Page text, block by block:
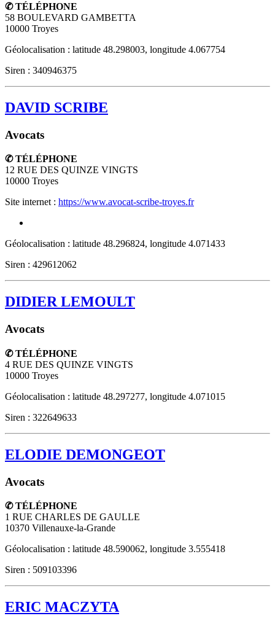
✆ TÉLÉPHONE
58 BOULEVARD GAMBETTA
10000 Troyes
Géolocalisation : latitude 48.298003, longitude 4.067754
Siren : 340946375
DAVID SCRIBE
Avocats
✆ TÉLÉPHONE
12 RUE DES QUINZE VINGTS
10000 Troyes
Site internet : https://www.avocat-scribe-troyes.fr
Géolocalisation : latitude 48.296824, longitude 4.071433
Siren : 429612062
DIDIER LEMOULT
Avocats
✆ TÉLÉPHONE
4 RUE DES QUINZE VINGTS
10000 Troyes
Géolocalisation : latitude 48.297277, longitude 4.071015
Siren : 322649633
ELODIE DEMONGEOT
Avocats
✆ TÉLÉPHONE
1 RUE CHARLES DE GAULLE
10370 Villenauxe-la-Grande
Géolocalisation : latitude 48.590062, longitude 3.555418
Siren : 509103396
ERIC MACZYTA